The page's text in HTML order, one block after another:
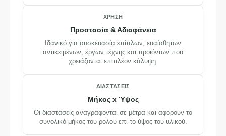
ΧΡΉΣΗ
Προστασία & Αδιαφάνεια
Ιδανικό για συσκευασία επίπλων, ευαίσθητων
αντικειμένων, έργων τέχνης και προϊόντων που
χρειάζονται επιπλέον κάλυψη.
ΔΙΑΣΤΆΣΕΙΣ
Μήκος x Ύψος
Οι διαστάσεις αναγράφονται σε μέτρα και αφορούν το
συνολικό μήκος του ρολού επί το ύψος του υλικού.